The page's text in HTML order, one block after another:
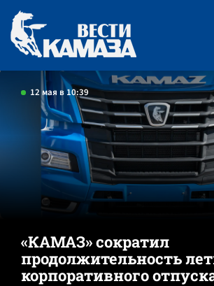
12 мая в 10:39
«КАМАЗ» сократил
продолжительность
корпоративного